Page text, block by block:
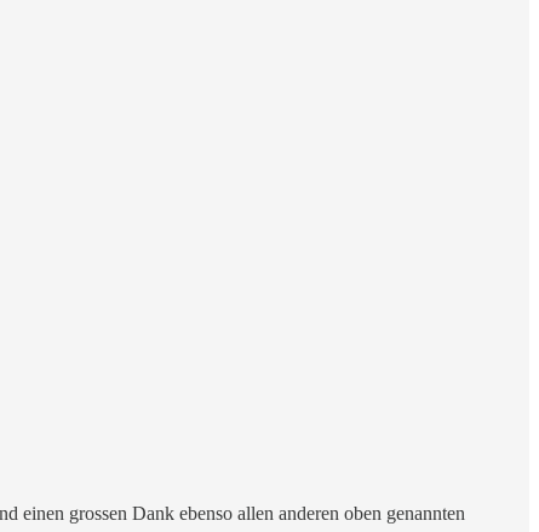
grossen Dank ebenso allen anderen oben genannten